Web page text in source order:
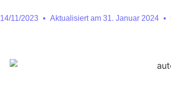
14/11/2023 Aktualisiert am 31. Januar 2024